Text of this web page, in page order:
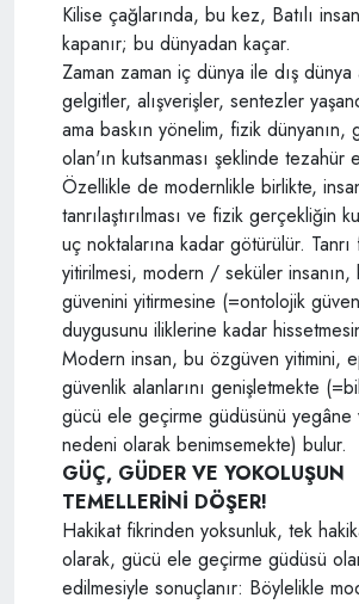
Kilise çağlarında, bu kez, Batılı
kapanır; bu dünyadan kaçar.
Zaman zaman iç dünya ile dış dünya
gelgitler, alışverişler, sentezler
ama baskın yönelim, fizik dünyanın,
olan'ın kutsanması şeklinde tezahür
Özellikle de modernlikle birlikte,
tanrılaştırılması ve fizik gerçekliğin
uç noktalarına kadar götürülür. Tanrı
yitirilmesi, modern / seküler insanın,
güvenini yitirmesine (=ontolojik
duygusunu iliklerine kadar
Modern insan, bu özgüven yitimini,
güvenlik alanlarını genişletmekte
gücü ele geçirme güdüsünü yegâne
nedeni olarak benimsemekte) bulur.
GÜÇ, GÜDER VE YOKOLUŞUN
TEMELLERİNİ DÖŞER!
Hakikat fikrinden yoksunluk, tek
olarak, gücü ele geçirme güdüsü
edilmesiyle sonuçlanır: Böylelikle